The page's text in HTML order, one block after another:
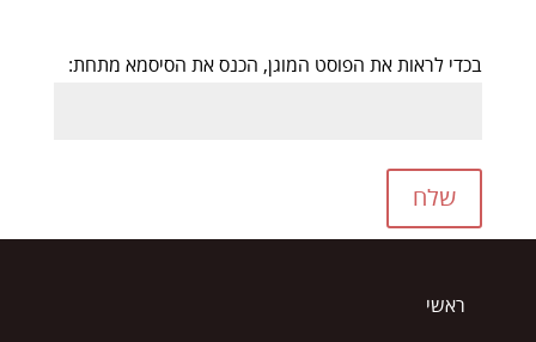
בכדי לראות את הפוסט המוגן, הכנס את הסיסמא מתחת:
שלח
ראשי